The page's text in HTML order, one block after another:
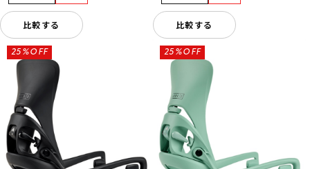
比較する 比較する
25%OFF 25%OFF